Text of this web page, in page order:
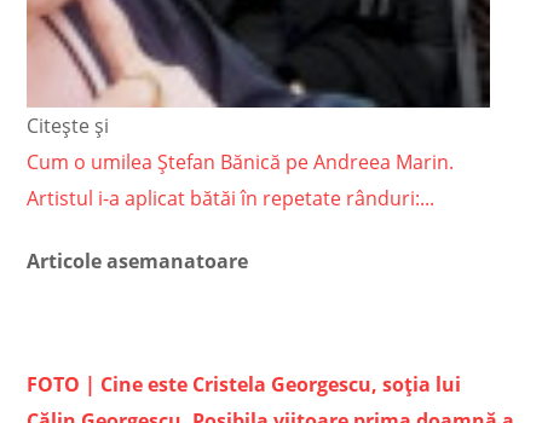
Citește și
Cum o umilea Ștefan Bănică pe Andreea Marin.
Artistul i-a aplicat bătăi în repetate rânduri:...
Articole asemanatoare
FOTO | Cine este Cristela Georgescu, soția lui